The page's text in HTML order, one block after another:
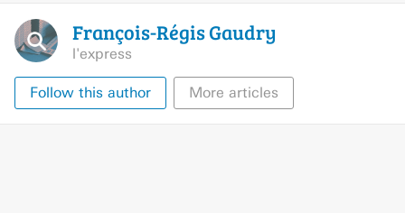
François-RégisGaudry
l'express
Follow this author More articles